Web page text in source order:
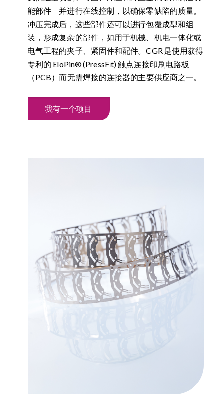
能部件，并进行在线控制，以确保零缺陷的质量。
冲压完成后，这些部件还可以进行包覆成型和组
装，形成复杂的部件，如用于机械、机电一体化或
电气工程的夹子、紧固件和配件。CGR 是使用获得
专利的 EloPin® (PressFit) 触点连接印刷电路板
（PCB）而无需焊接的连接器的主要供应商之一。
我有一个项目